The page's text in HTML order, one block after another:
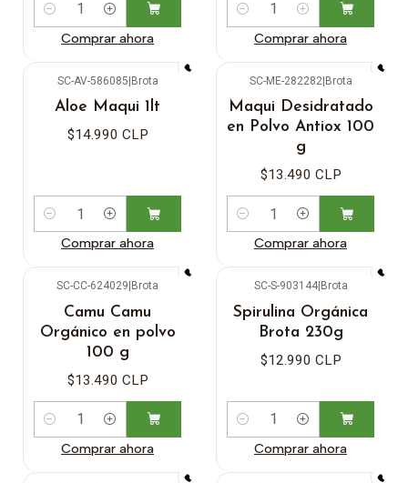
Cantidad
Comprar ahora
Cantidad
Comprar ahora
SC-AV-586085 Brota
Aloe Maqui 1lt
$14.990 CLP
Cantidad
Comprar ahora
SC-ME-282282| Brota
Maqui Desidratado
en Polvo Antiox 100
g
$13.490 CLP
Cantidad
Comprar ahora
SC-CC-624029 Brota
Camu Camu
Orgánico en polvo
100 g
$13.490 CLP
Cantidad
Comprar ahora
SC-S-903144| Brota
Spirulina Orgánica
Brota 230g
$12.990 CLP
Cantidad
Comprar ahora